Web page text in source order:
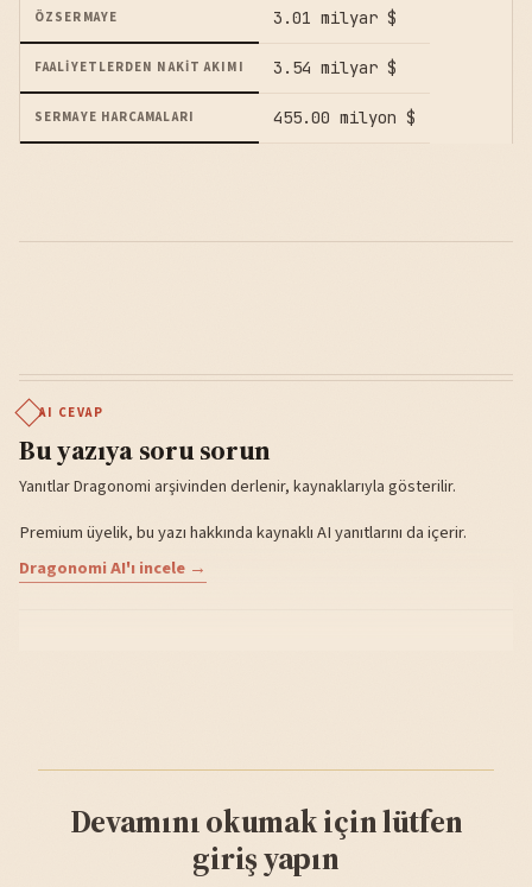
ÖZSERMAYE 3.01 milyar $
FAALIYETLERDEN NAKIT AKIMI 3.54 milyar $
SERMAYE HARCAMALARI 455.00 milyon $
AI CEVAP
Bu yazıya soru sorun
Yanıtlar Dragonomi arşivinden derlenir, kaynaklarıyla gösterilir.
Premium üyelik, bu yazı hakkında kaynaklı AI yanıtlarını da içerir.
Dragonomi AI'ı incele →
Devamını okumak için lütfen
giriş yapın